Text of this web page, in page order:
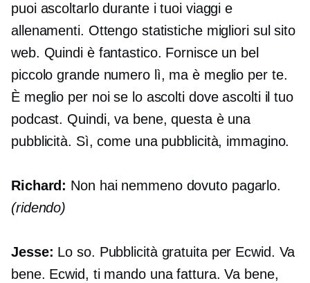
puoi ascoltarlo durante i tuoi viaggi e
allenamenti. Ottengo statistiche migliori sul sito
web. Quindi è fantastico. Fornisce un bel
piccolo grande numero lì, ma è meglio per te.
È meglio per noi se lo ascolti dove ascolti il ​​tuo
podcast. Quindi, va bene, questa è una
pubblicità. Sì, come una pubblicità, immagino.
Richard: Non hai nemmeno dovuto pagarlo.
(ridendo)
Jesse: Lo so. Pubblicità gratuita per Ecwid. Va
bene. Ecwid, ti mando una fattura. Va bene,